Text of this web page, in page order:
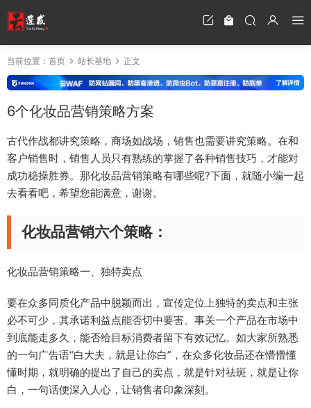
当前位置： 首页 站长基地 正文
6个化妆品营销策略方案
古代作战都讲究策略，商场如战场，销售也需要讲究策略。在和
客户销售时，销售人员只有熟练的掌握了各种销售技巧，才能对
成功稳操胜券。那化妆品营销策略有哪些呢?下面，就随小编一起
去看看吧，希望您能满意，谢谢。
化妆品营销六个策略：
化妆品营销策略一、独特卖点
要在众多同质化产品中脱颖而出，宣传定位上独特的卖点和主张
必不可少，其承诺利益点能否切中要害。事关一个产品在市场中
到底能走多久，能否给目标消费者留下有效记忆。如大家所熟悉
的一句广告语“白大夫，就是让你白”，在众多化妆品还在懵懵懂
懂时期，就明确的提出了自己的卖点，就是针对祛斑，就是让你
白，一句话便深入人心，让销售者印象深刻。